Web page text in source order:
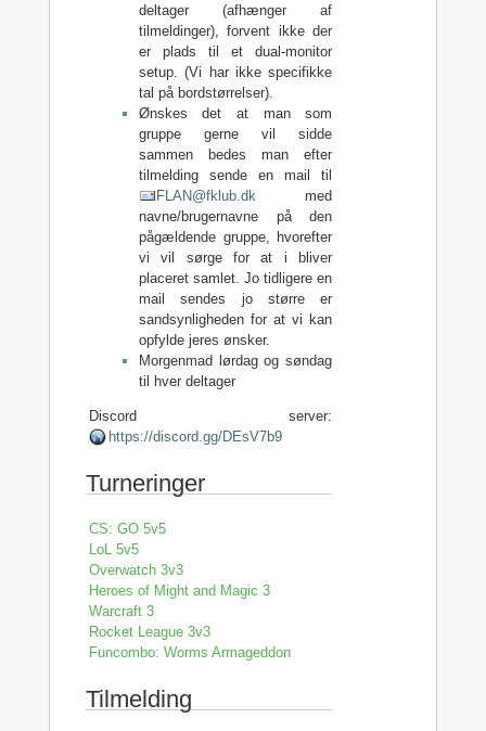
deltager (afhænger af
tilmeldinger), forvent ikke der
er plads til et dual-monitor
setup. (Vi har ikke specifikke
tal på bordstørrelser).
Ønskes det at man som
gruppe gerne vil sidde
sammen bedes man efter
tilmelding sende en mail til
FLAN@fklub.dkmed
navne/brugernavne på den
pågældende gruppe, hvorefter
vi vil sørge for at i bliver
placeret samlet. Jo tidligere en
mail sendes jo større er
sandsynligheden for at vi kan
opfylde jeres ønsker.
Morgenmad lørdag og søndag
til hver deltager
Discord server:
https://discord.gg/DEsV7b9
Turneringer
CS: GO 5v5
LoL 5v5
Overwatch 3v3
Heroes of Might and Magic 3
Warcraft 3
Rocket League 3v3
Funcombo: Worms Armageddon
Tilmelding